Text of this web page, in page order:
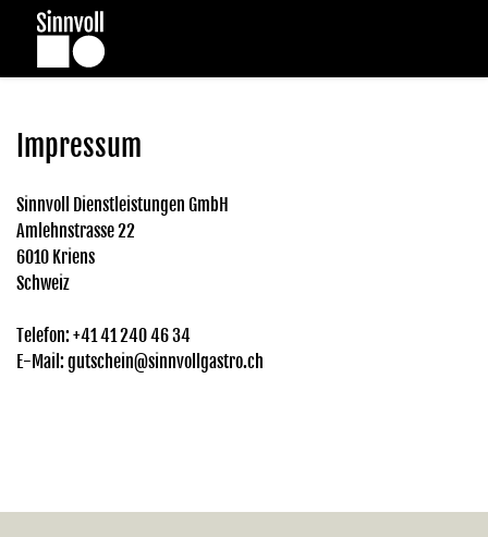
Impressum
Sinnvoll Dienstleistungen GmbH
Amlehnstrasse 22
6010 Kriens
Schweiz
Telefon: +41 41 240 46 34
E-Mail: gutschein@sinnvollgastro.ch